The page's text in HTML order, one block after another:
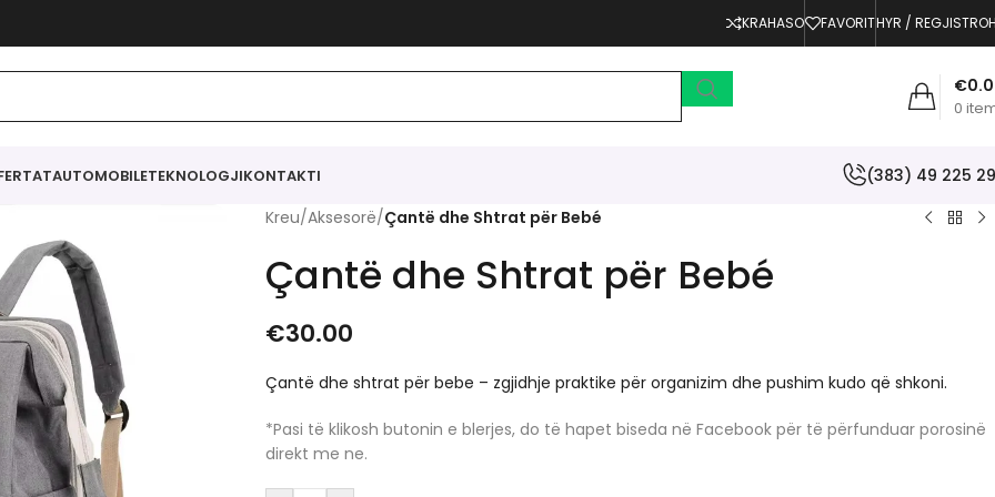
KRAHASO FAVORITHYR /
0
€
AUTOMOBILETEKNOLOGJIKONTAKTI (383) 49 225
Kreu/Aksesorë/Çantë dhe Shtrat për Bebé
Çantë dhe Shtrat për Bebé
€30.00
Çantë dhe shtrat për bebe – zgjidhje praktike për organizim dhe pushim kudo që shkoni.
*Pasi të klikosh butonin e blerjes, do të hapet biseda në Facebook për të përfunduar porosinë
direkt me ne.